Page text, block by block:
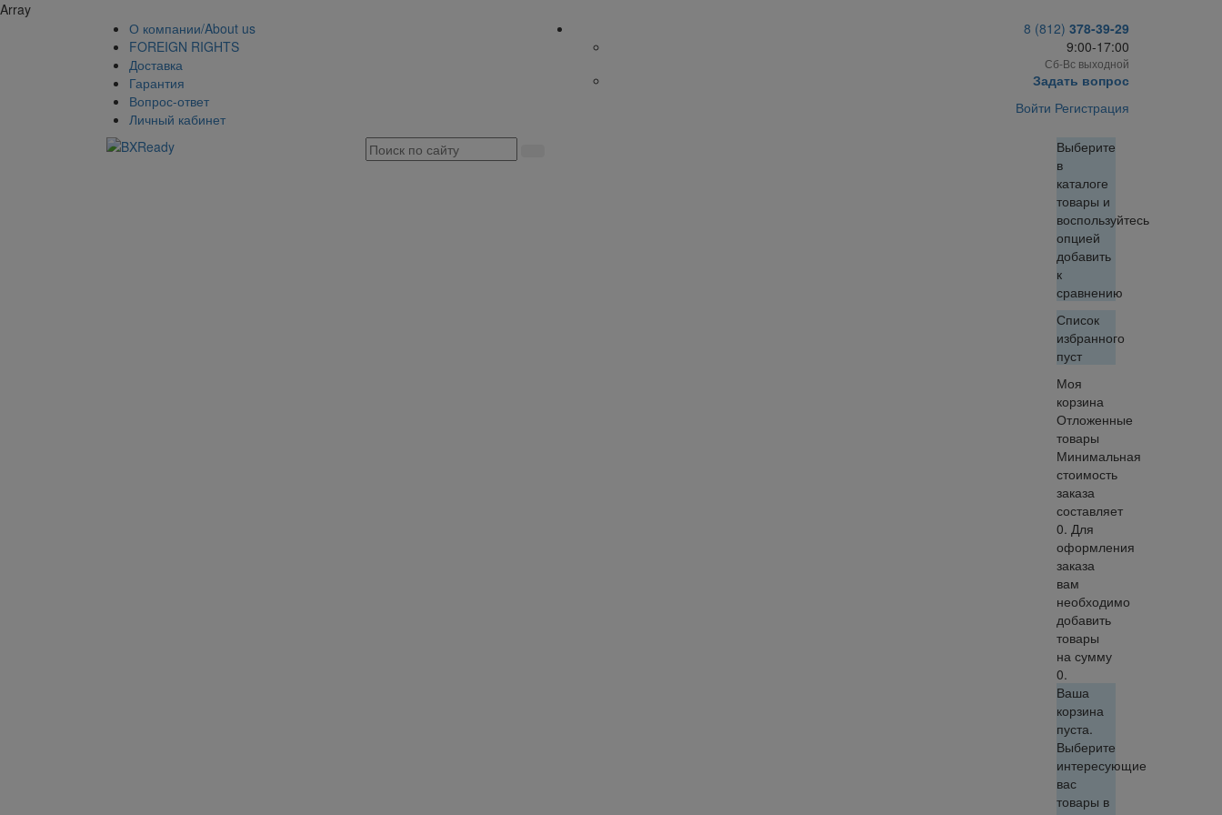
Array
О компании/About us
FOREIGN RIGHTS
Доставка
Гарантия
Вопрос-ответ
Личный кабинет
8 (812) 378-39-29
9:00-17:00
Сб-Вс выходной
Задать вопрос
Войти Регистрация
Выберите
в
каталоге
товары и
воспользуйтесь
опцией
добавить
к
сравнению
Список
избранного
пуст
Моя
корзина
Отложенные
товары
Минимальная
стоимость
заказа
составляет
0. Для
оформления
заказа
вам
необходимо
добавить
товары
на сумму
0.
Ваша
корзина
пуста.
Выберите
интересующие
вас
товары в